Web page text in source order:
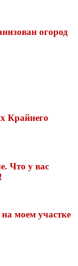
огород
Крайнего
Что у вас
моем участке